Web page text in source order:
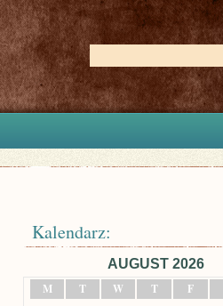
Kalendarz:
AUGUST 2026
M
T W T F